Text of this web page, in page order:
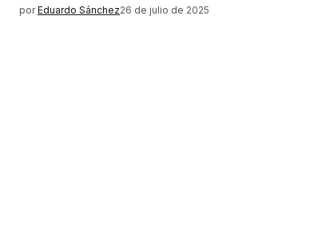
por Eduardo Sánchez26 de julio de 2025